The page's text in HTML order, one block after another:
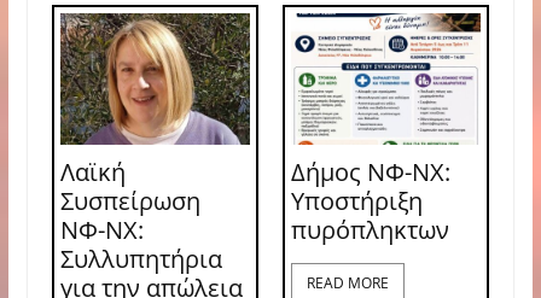
Λαϊκή
Συσπείρωση
ΝΦ-ΝΧ:
Συλλυπητήρια
για την απώλεια
Δήμος ΝΦ-ΝΧ:
Υποστήριξη
πυρόπληκτων
READ MORE